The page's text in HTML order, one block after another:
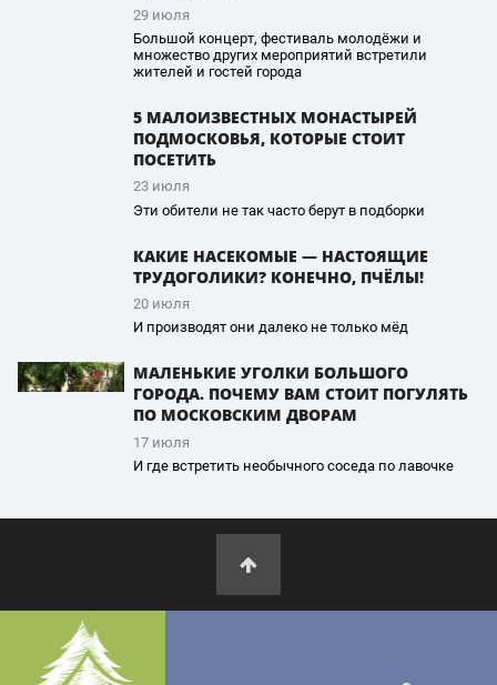
29 июля
Большой концерт, фестиваль молодёжи и
множество других мероприятий встретили
жителей и гостей города
5 МАЛОИЗВЕСТНЫХ МОНАСТЫРЕЙ
ПОДМОСКОВЬЯ, КОТОРЫЕ СТОИТ
ПОСЕТИТЬ
23 июля
Эти обители не так часто берут в подборки
КАКИЕ НАСЕКОМЫЕ — НАСТОЯЩИЕ
ТРУДОГОЛИКИ? КОНЕЧНО, ПЧЁЛЫ!
20 июля
И производят они далеко не только мёд
МАЛЕНЬКИЕ УГОЛКИ БОЛЬШОГО
ГОРОДА. ПОЧЕМУ ВАМ СТОИТ ПОГУЛЯТЬ
ПО МОСКОВСКИМ ДВОРАМ
17 июля
И где встретить необычного соседа по лавочке